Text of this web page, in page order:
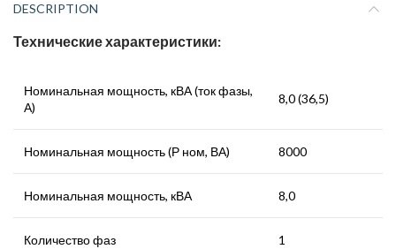
DESCRIPTION
Технические характеристики:
Номинальная мощность, кВА (ток фазы,
А)
8,0 (36,5)
Номинальная мощность (Р ном, ВА) 8000
Номинальная мощность, кВА 8,0
Количество фаз 1